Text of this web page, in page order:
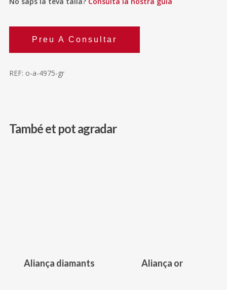
Preu A Consultar
REF: o-a-4975-gr
També et pot agradar
Aliança diamants Aliança or